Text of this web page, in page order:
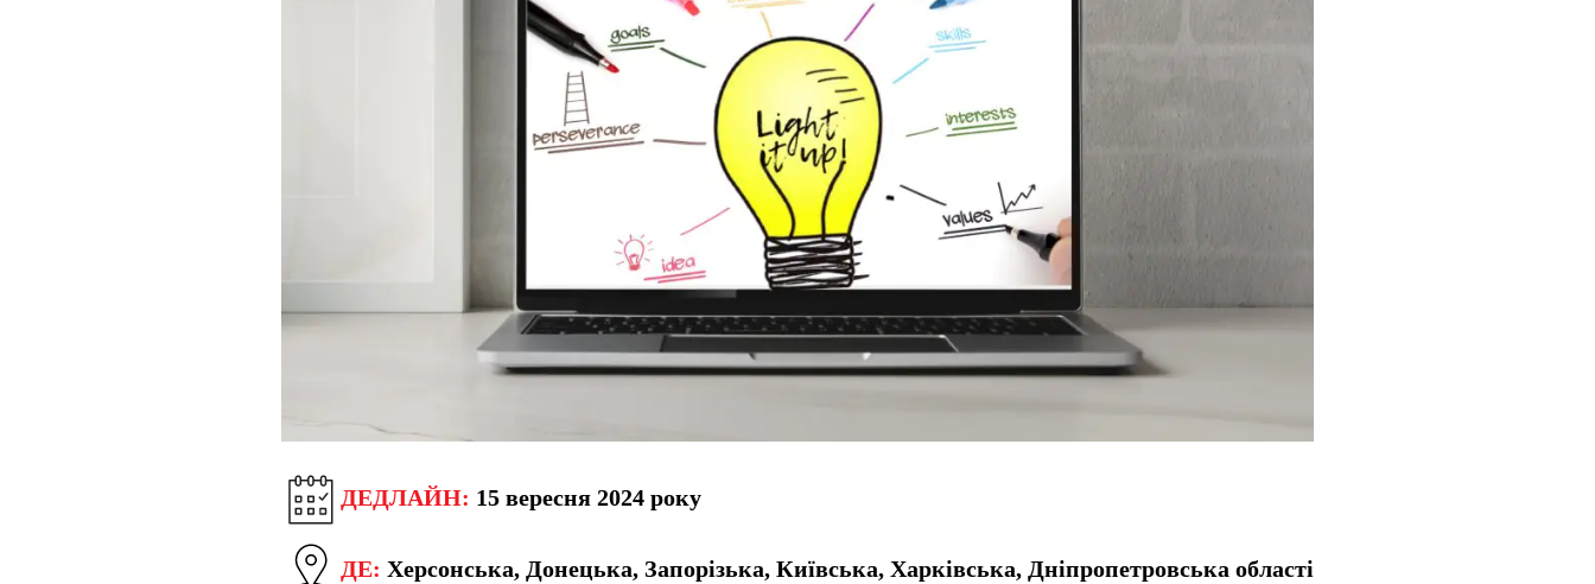
ДЕДЛАЙН: 15 вересня 2024 року
ДЕ: Херсонська, Донецька, Запорізька, Київська, Харківська, Дніпропетровська області